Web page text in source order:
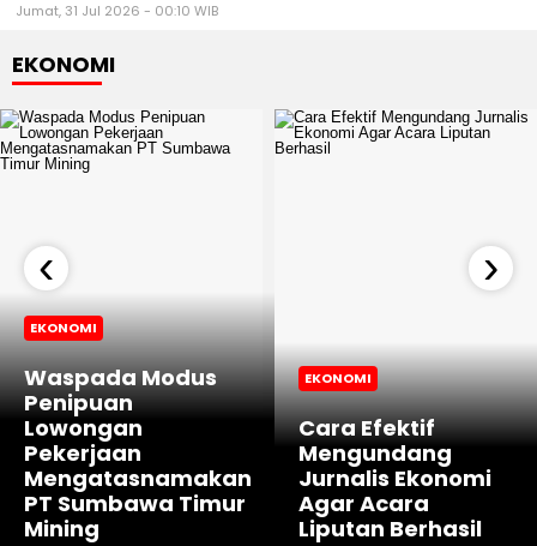
Jumat, 31 Jul 2026 - 00:10 WIB
EKONOMI
EKONOMI
Waspada Modus
Penipuan
Lowongan
Pekerjaan
Mengatasnamakan
PT Sumbawa Timur
Mining
EKONOMI
Cara Efektif
Mengundang
Jurnalis Ekonomi
Agar Acara
Liputan Berhasil
‹ ›